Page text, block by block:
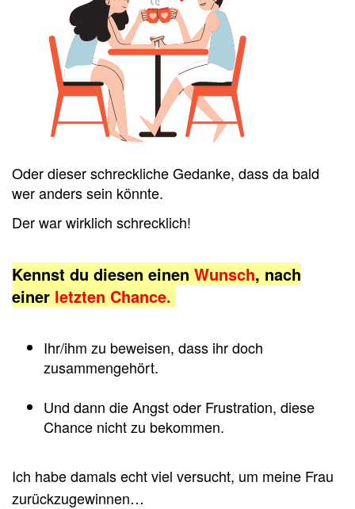
Oder dieser schreckliche Gedanke, dass da bald
wer anders sein könnte.
Der war wirklich schrecklich!
Kennst du diesen einen Wunsch, nach
einer letzten Chance.
Ihr/ihm zu beweisen, dass ihr doch
zusammengehört.
Und dann die Angst oder Frustration, diese
Chance nicht zu bekommen.
Ich habe damals echt viel versucht, um meine Frau
zurückzugewinnen…